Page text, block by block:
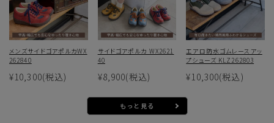
メンズサイドゴアポルカWX
262840
¥10,300(税込)
サイドゴアポルカ WX2621
40
¥8,900(税込)
エアロ防水ゴムレースアッ
プシューズ KLZ262803
¥10,300(税込)
もっと見る